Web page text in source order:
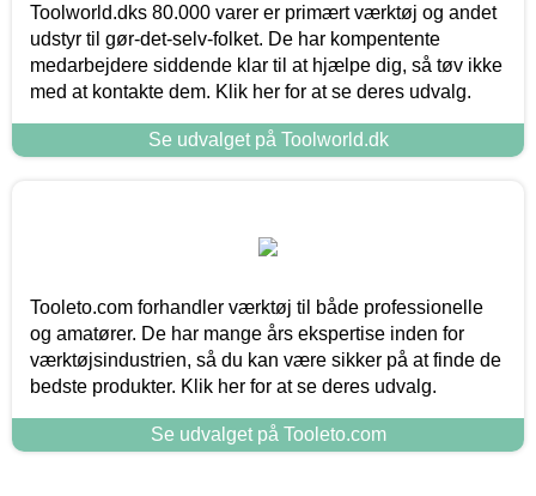
Toolworld.dks 80.000 varer er primært værktøj og andet
udstyr til gør-det-selv-folket. De har kompentente
medarbejdere siddende klar til at hjælpe dig, så tøv ikke
med at kontakte dem. Klik her for at se deres udvalg.
Se udvalget på Toolworld.dk
Tooleto.com forhandler værktøj til både professionelle
og amatører. De har mange års ekspertise inden for
værktøjsindustrien, så du kan være sikker på at finde de
bedste produkter. Klik her for at se deres udvalg.
Se udvalget på Tooleto.com